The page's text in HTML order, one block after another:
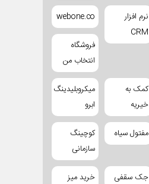
نرم افزار
CRM
webone.co
فروشگاه
انتخاب من
کمک به
خیریه
میکروبلیدینگ
ابرو
مفتول سیاه
کوچینگ
سازمانی
جک سقفی خرید میز